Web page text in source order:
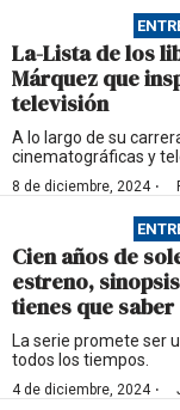
La-Lista de los
Márquez que
televisión
A lo largo de su
cinematográficas y
8 de diciembre, 2024·
Cien años de
estreno,
tienes que saber
La serie promete ser
todos los tiempos.
4 de diciembre, 2024·